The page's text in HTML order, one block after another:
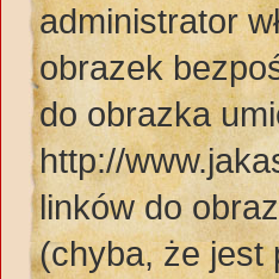
administrator
obrazek
do obrazka
http://
linków do
(chyba, że jest